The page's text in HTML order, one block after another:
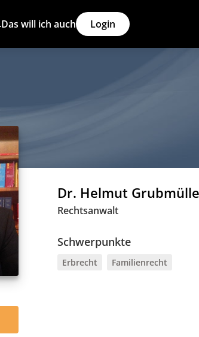
Das will ich auch Login
Dr. Helmut
Rechtsanwalt
Schwerpunkte
Erbrecht Familienrecht